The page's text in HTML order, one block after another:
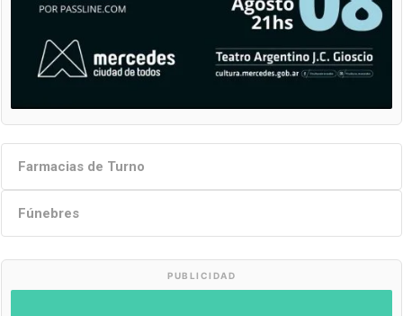
Farmacias de Turno
Fúnebres
PUBLICIDAD